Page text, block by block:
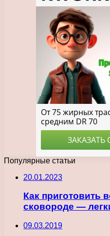
Популярные статьи
20.01.2023
Как приготовить
сковороде —
09.03.2019